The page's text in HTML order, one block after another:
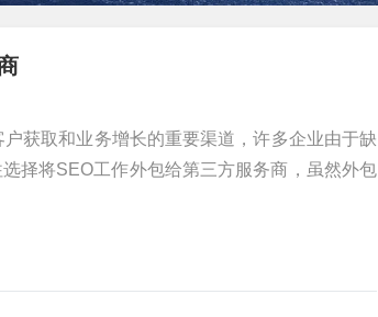
获取和业务增长的重要渠道，许多企业由于缺
择将SEO工作外包给第三方服务商，虽然外包